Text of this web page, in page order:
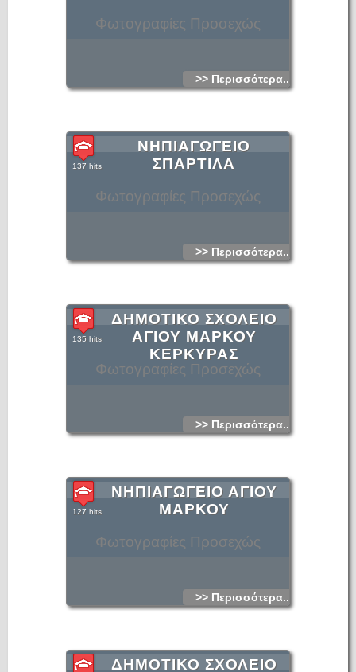
Φωτογραφίες Προσεχώς
>> Περισσότερα...
Φωτογραφίες Προσεχώς
ΝΗΠΙΑΓΩΓΕΙΟ
ΣΠΑΡΤΙΛΑ
137 hits
>> Περισσότερα...
Φωτογραφίες Προσεχώς
ΔΗΜΟΤΙΚΟ ΣΧΟΛΕΙΟ
ΑΓΙΟΥ ΜΑΡΚΟΥ
ΚΕΡΚΥΡΑΣ
135 hits
>> Περισσότερα...
Φωτογραφίες Προσεχώς
ΝΗΠΙΑΓΩΓΕΙΟ ΑΓΙΟΥ
ΜΑΡΚΟΥ
127 hits
>> Περισσότερα...
ΔΗΜΟΤΙΚΟ ΣΧΟΛΕΙΟ